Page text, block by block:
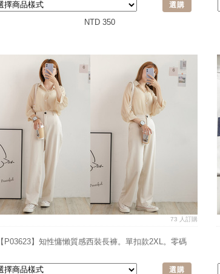
選購
NTD 350
73 人訂購
【P03623】知性慵懶質感西裝長褲。單扣款2XL。零碼
選購